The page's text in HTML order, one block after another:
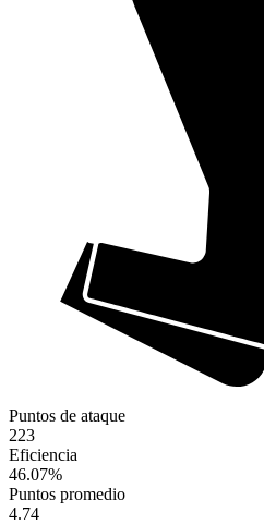
Puntos de ataque
223
Eficiencia
46.07%
Puntos promedio
4.74